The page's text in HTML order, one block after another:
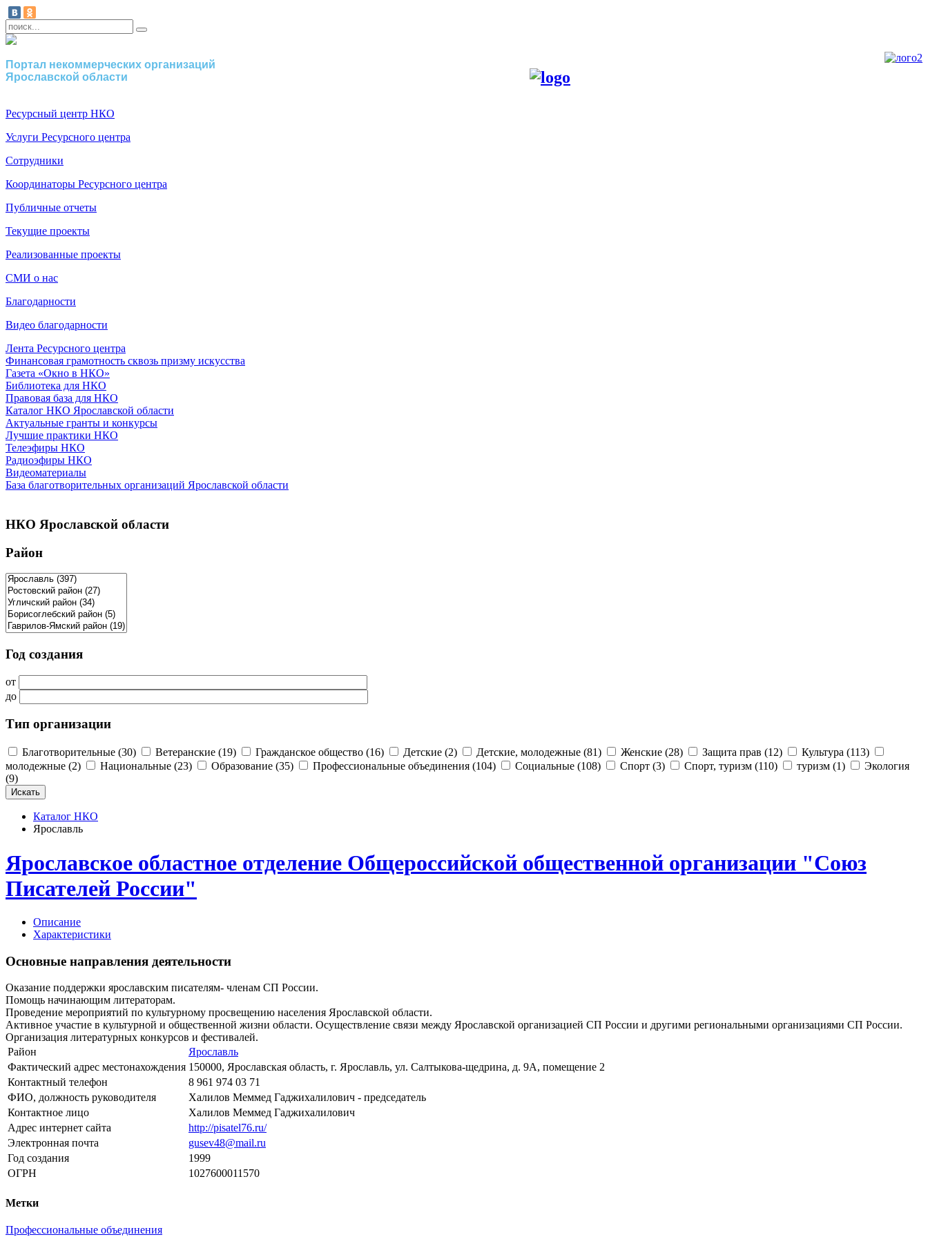
Портал некоммерческих организаций
Ярославской области
Ресурсный центр НКО
Услуги Ресурсного центра
Сотрудники
Координаторы Ресурсного центра
Публичные отчеты
Текущие проекты
Реализованные проекты
СМИ о нас
Благодарности
Видео благодарности
Лента Ресурсного центра
Финансовая грамотность сквозь призму искусства
Газета «Окно в НКО»
Библиотека для НКО
Правовая база для НКО
Каталог НКО Ярославской области
Актуальные гранты и конкурсы
Лучшие практики НКО
Телеэфиры НКО
Радиоэфиры НКО
Видеоматериалы
База благотворительных организаций Ярославской области
НКО Ярославской области
Район
Год создания
от
до
Тип организации
Благотворительные (30) Ветеранские (19) Гражданское общество (16) Детские (2) Детские, молодежные (81) Женские (28) Защита прав (12)
Культура (113)
молодежные (2)
Национальные (23) Образование (35) Профессиональные объединения (104) Социальные (108) Спорт (3) Спорт, туризм (110) туризм (1)
Экология
(9)
Каталог НКО
Ярославль
Ярославское областное отделение Общероссийской общественной организации "Союз
Писателей России"
Описание
Характеристики
Основные направления деятельности
Оказание поддержки ярославским писателям- членам СП России.
Помощь начинающим литераторам.
Проведение мероприятий по культурному просвещению населения Ярославской области.
Активное участие в культурной и общественной жизни области. Осуществление связи между Ярославской организацией СП России и другими региональными организациями СП России.
Организация литературных конкурсов и фестивалей.
Район
Ярославль
Фактический адрес местонахождения 150000, Ярославская область, г. Ярославль, ул. Салтыкова-щедрина, д. 9А, помещение 2
Контактный телефон
8 961 974 03 71
ФИО, должность руководителя
Халилов Меммед Гаджихалилович - председатель
Контактное лицо
Халилов Меммед Гаджихалилович
Адрес интернет сайта
http://pisatel76.ru/
Электронная почта
gusev48@mail.ru
Год создания
1999
ОГРН
1027600011570
Метки
Профессиональные объединения